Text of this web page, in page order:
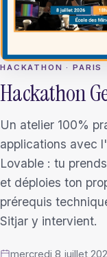
HACKATHON · PARIS
Hackathon
Un atelier 100%
applications avec
Lovable : tu
et déploies ton
prérequis
Sitjar y intervient.
mercredi 8 juillet